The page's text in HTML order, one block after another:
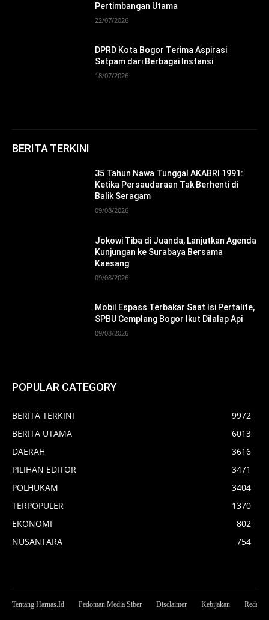
Pertimbangan Utama
22/07/2026
DPRD Kota Bogor Terima Aspirasi
Satpam dari Berbagai Instansi
18/07/2026
BERITA TERKINI
35 Tahun Nawa Tunggal AKABRI 1991:
Ketika Persaudaraan Tak Berhenti di
Balik Seragam
09/08/2026
Jokowi Tiba di Juanda, Lanjutkan Agenda
Kunjungan ke Surabaya Bersama
Kaesang
09/08/2026
Mobil Espass Terbakar Saat Isi Pertalite,
SPBU Cemplang Bogor Ikut Dilalap Api
09/08/2026
POPULAR CATEGORY
BERITA TERKINI
9972
BERITA UTAMA
6013
DAERAH
3616
PILIHAN EDITOR
3471
POLHUKAM
3404
TERPOPULER
1370
EKONOMI
802
NUSANTARA
754
Tentang Harnas.Id Pedoman Media Siber Disclaimer Kebijakan Redaksi